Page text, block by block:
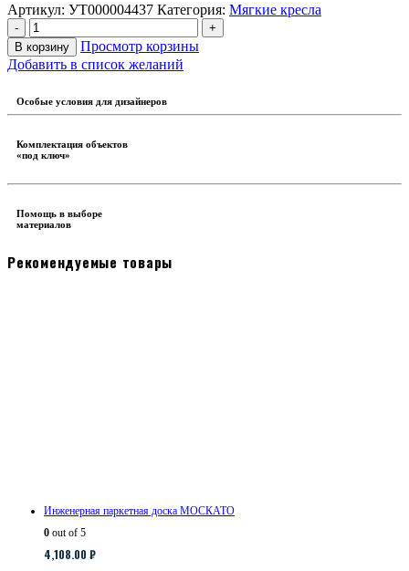
Артикул: УТ000004437 Категория: Мягкие кресла
-
+
В корзину
Просмотр корзины
Добавить в список желаний
Особые условия для дизайнеров
Комплектация объектов
«под ключ»
Помощь в выборе
материалов
Рекомендуемые товары
Инженерная паркетная доска МОСКАТО
0 out of 5
4,108.00 ₽